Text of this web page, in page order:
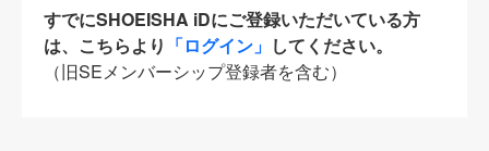
すでにSHOEISHA iDにご登録いただいている方
は、こちらより 「ログイン」 してください。
（旧SEメンバーシップ登録者を含む）